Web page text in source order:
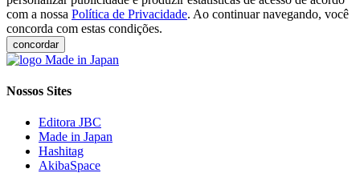
com a nossa Política de Privacidade. Ao continuar navegando, você
concorda com estas condições.
concordar
Nossos Sites
Editora JBC
Made in Japan
Hashitag
AkibaSpace